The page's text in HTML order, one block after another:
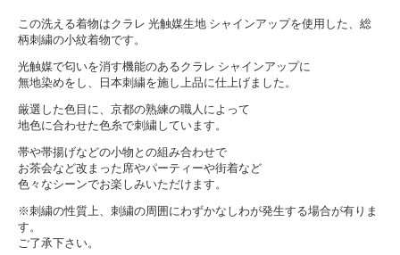
この洗える着物はクラレ 光触媒生地 シャインアップを使用した、総
柄刺繍の小紋着物です。
光触媒で匂いを消す機能のあるクラレ シャインアップに
無地染めをし、日本刺繍を施し上品に仕上げました。
厳選した色目に、京都の熟練の職人によって
地色に合わせた色糸で刺繍しています。
帯や帯揚げなどの小物との組み合わせで
お茶会など改まった席やパーティーや街着など
色々なシーンでお楽しみいただけます。
※刺繍の性質上、刺繍の周囲にわずかなしわが発生する場合が有りま
す。
ご了承下さい。